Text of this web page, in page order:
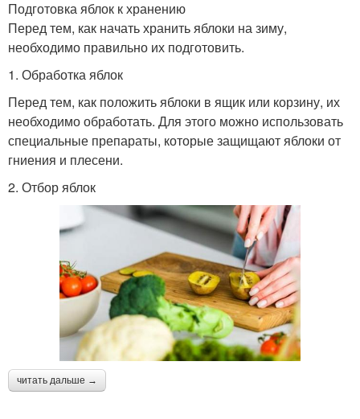
Подготовка яблок к хранению
Перед тем, как начать хранить яблоки на зиму,
необходимо правильно их подготовить.
1. Обработка яблок
Перед тем, как положить яблоки в ящик или корзину, их
необходимо обработать. Для этого можно использовать
специальные препараты, которые защищают яблоки от
гниения и плесени.
2. Отбор яблок
читать дальше →